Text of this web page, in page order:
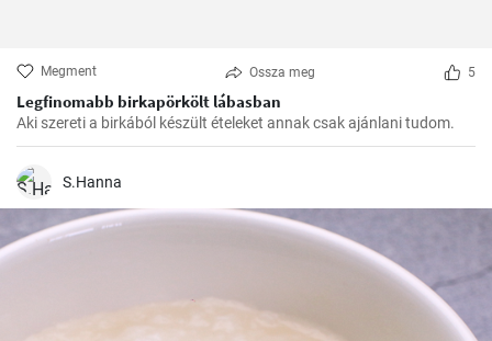
Megment Ossza meg 5
Legfinomabb birkapörkölt lábasban
Aki szereti a birkából készült ételeket annak csak ajánlani tudom.
S.Hanna